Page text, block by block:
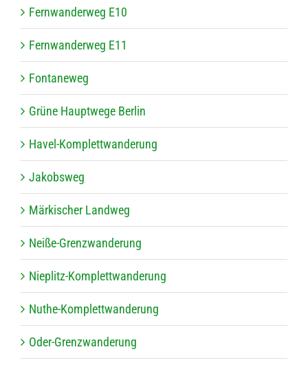
Fern­wan­der­weg E10
Fern­wan­der­weg E11
Fon­ta­ne­weg
Grüne Haupt­wege Berlin
Havel-Kom­plett­wan­de­rung
Jakobs­weg
Mär­ki­scher Landweg
Neiße-Grenz­wan­de­rung
Nie­plitz-Kom­plett­wan­de­rung
Nuthe-Kom­plett­wan­de­rung
Oder-Grenz­wan­de­rung